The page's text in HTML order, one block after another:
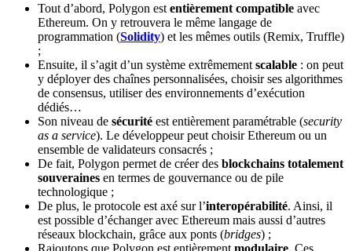
Tout d’abord, Polygon est entièrement compatible avec
Ethereum. On y retrouvera le même langage de
programmation (Solidity) et les mêmes outils (Remix, Truffle)
;
Ensuite, il s’agit d’un système extrêmement scalable : on peut
y déployer des chaînes personnalisées, choisir ses algorithmes
de consensus, utiliser des environnements d’exécution
dédiés…
Son niveau de sécurité est entièrement paramétrable (security
as a service). Le développeur peut choisir Ethereum ou un
ensemble de validateurs consacrés ;
De fait, Polygon permet de créer des blockchains totalement
souveraines en termes de gouvernance ou de pile
technologique ;
De plus, le protocole est axé sur l’interopérabilité. Ainsi, il
est possible d’échanger avec Ethereum mais aussi d’autres
réseaux blockchain, grâce aux ponts (bridges) ;
Rajoutons que Polygon est entièrement modulaire. Ces